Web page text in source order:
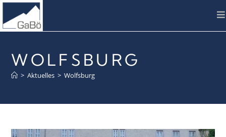
WOLFSBURG
> Aktuelles > Wolfsburg